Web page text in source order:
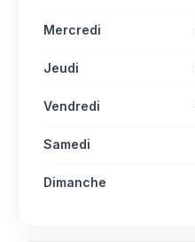
Mercredi
Jeudi
Vendredi
Samedi
Dimanche